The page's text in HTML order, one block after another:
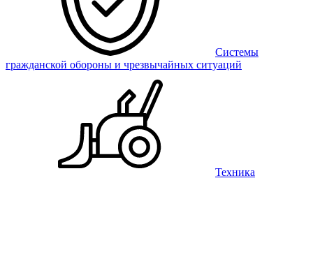
Системы
гражданской обороны и чрезвычайных ситуаций
Техника